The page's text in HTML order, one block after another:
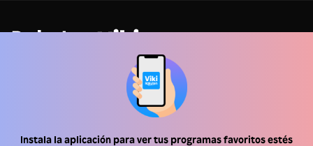
Instala la aplicación para ver tus programas favoritos estés
Centro de ayuda